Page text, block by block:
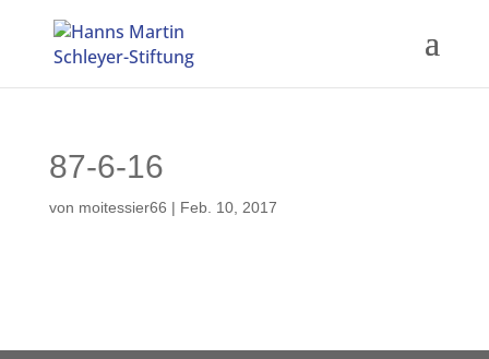
87-6-16
von moitessier66 | Feb. 10, 2017